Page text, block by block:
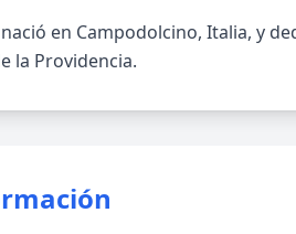
en Campodolcino, Italia, y
la Providencia.